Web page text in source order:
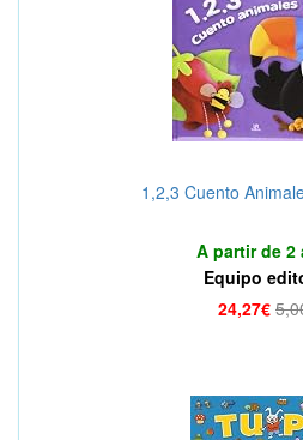
1,2,3 Cuento
A partir de 2
Equipo
24,27€